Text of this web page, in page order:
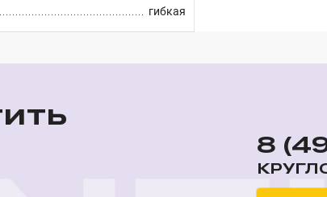
гибкая
8